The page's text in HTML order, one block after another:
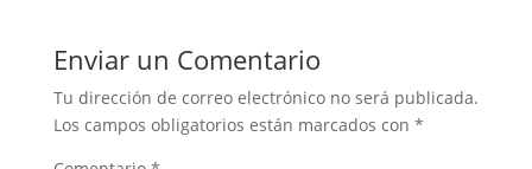
Enviar un Comentario
Tu dirección de correo electrónico no será publicada.
Los campos obligatorios están marcados con *